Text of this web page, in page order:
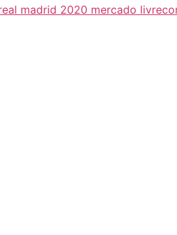
madrid 2020 mercado livre